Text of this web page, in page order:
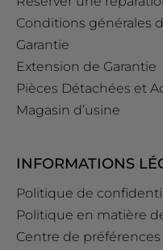
Conditions générales
Garantie
Extension de Garantie
Pièces Détachées et
Magasin d’usine
INFORMATIONS
Politique de
Politique en matière
Centre de